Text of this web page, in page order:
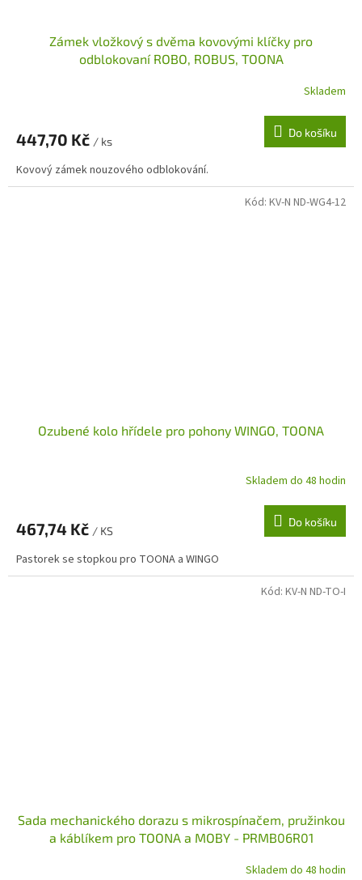
Zámek vložkový s dvěma kovovými klíčky pro
odblokovaní ROBO, ROBUS, TOONA
Skladem
447,70 Kč / ks
Do košíku
Kovový zámek nouzového odblokování.
Ozubené kolo hřídele pro pohony WINGO, TOONA
Skladem do 48 hodin
467,74 Kč / KS
Do košíku
Pastorek se stopkou pro TOONA a WINGO
Kód: KV-N ND-WG4-12
Sada mechanického dorazu s mikrospínačem, pružinkou
a káblíkem pro TOONA a MOBY - PRMB06R01
Skladem do 48 hodin
Kód: KV-N ND-TO-I